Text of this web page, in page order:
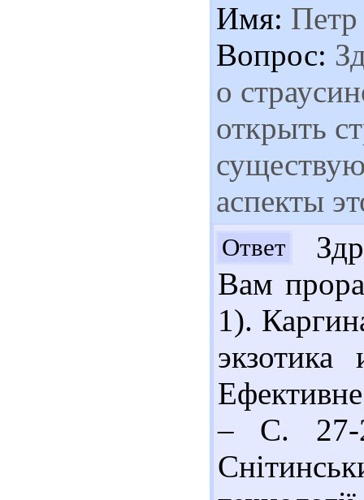
Имя: Петр
Вопрос:
о
открыть
аспекты
Ответ
Вам
1).
– С. 27-